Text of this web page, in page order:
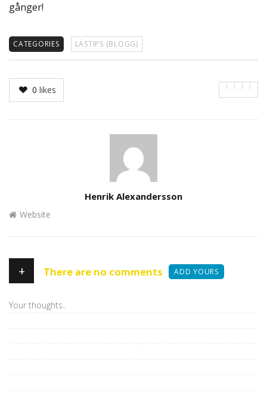
gånger!
CATEGORIES LÄSTIPS (BLOGG)
0 likes
Henrik Alexandersson
Website
+ There are no comments ADD YOURS